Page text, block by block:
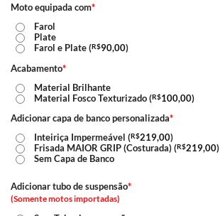
Moto equipada com*
Farol
Plate
Farol e Plate (R$90,00)
Acabamento*
Material Brilhante
Material Fosco Texturizado (R$100,00)
Adicionar capa de banco personalizada*
Inteiriça Impermeável (R$219,00)
Frisada MAIOR GRIP (Costurada) (R$219,00)
Sem Capa de Banco
Adicionar tubo de suspensão*
(Somente motos importadas)